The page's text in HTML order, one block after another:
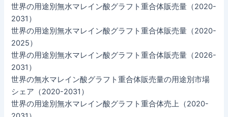
世界の用途別無水マレイン酸グラフト重合体販売量（2020-
2031）
世界の用途別無水マレイン酸グラフト重合体販売量（2020-
2025）
世界の用途別無水マレイン酸グラフト重合体販売量（2026-
2031）
世界の無水マレイン酸グラフト重合体販売量の用途別市場
シェア（2020-2031）
世界の用途別無水マレイン酸グラフト重合体売上（2020-